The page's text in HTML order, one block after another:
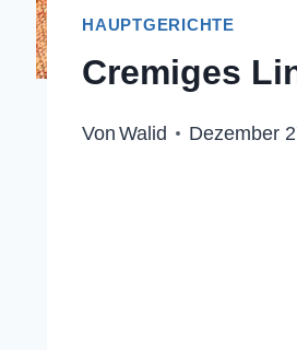
HAUPTGERICHTE
Cremiges
Von Walid Dezember